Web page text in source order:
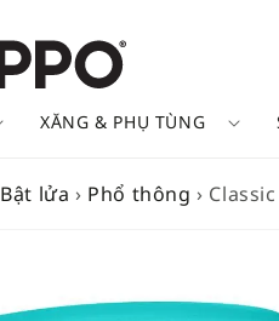
XĂNG & PHỤ TÙNG
Bật lửa › Phổ thông ›